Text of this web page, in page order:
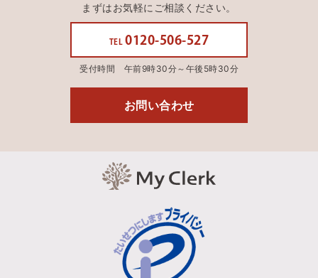
まずはお気軽にご相談ください。
TEL 0120-506-527
受付時間 午前9時30分～午後5時30分
お問い合わせ